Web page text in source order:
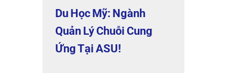
Du Học Mỹ: Ngành
Quản Lý Chuỗi Cung
Ứng Tại ASU!